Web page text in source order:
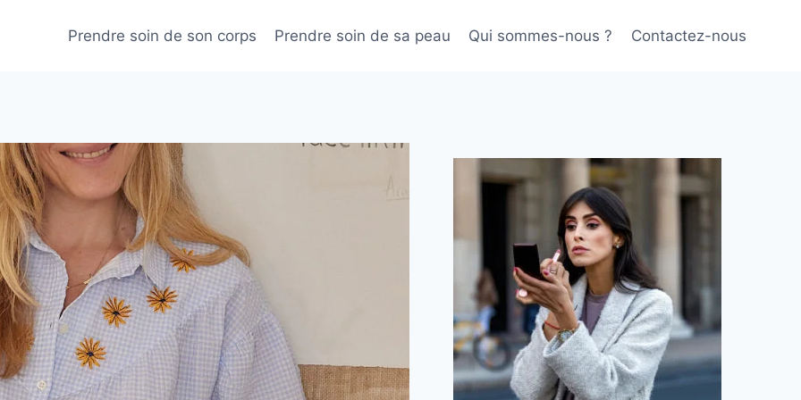
Prendre soin de son corps Prendre soin de sa peau Qui sommes-nous ? Contactez-nous